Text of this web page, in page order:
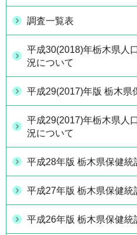
調査一覧表
平成30(2018)年栃木県人
況について
平成29(2017)年版 栃木県
平成29(2017)年栃木県人
況について
平成28年版 栃木県保健統
平成27年版 栃木県保健統
平成26年版 栃木県保健統